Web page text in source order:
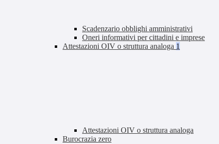
Scadenzario obblighi amministrativi
Oneri informativi per cittadini e imprese
Attestazioni OIV o struttura analoga 1
Attestazioni OIV o struttura analoga
Burocrazia zero